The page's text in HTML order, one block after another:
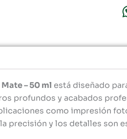
ml
y
– 50 ml está diseñado
profundos y acabados
como impresión
precisión y los detalles son